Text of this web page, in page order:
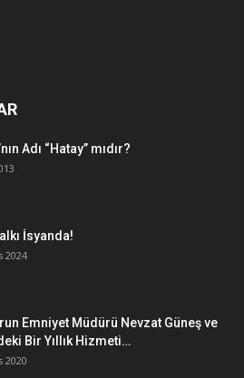
Adı “Hatay” mıdır?
İsyanda!
2024
Emniyet Müdürü Nevzat Güneş ve
Bir Yıllık Hizmeti…
2020